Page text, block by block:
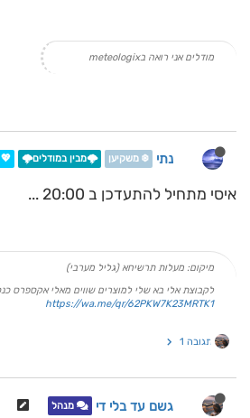
מודלים אני רואה בmeteologix
נתי ❄️ משקיען 🌩️מבין במודלים🌩️ 💖
איסי מתחיל להתעדכן ב 20:00 ...
מיקום: מעלות תרשיחא (גליל מערבי)
לקבוצת אלי בא שלי למוצרים שווים מאלי אקספרס
https://wa.me/qr/62PKW7K23MRTK1
תגובה 1
גשם עד בלי די מנהל